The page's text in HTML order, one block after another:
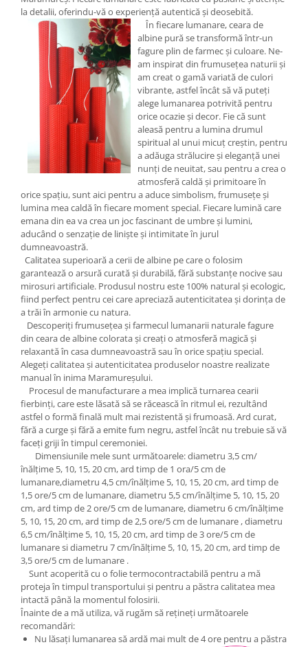
la detalii, oferindu-vă o experiență autentică și deosebită.
În fiecare lumanare, ceara de
albine pură se transformă într-un
fagure plin de farmec și culoare. Ne-
am inspirat din frumusețea naturii și
am creat o gamă variată de culori
vibrante, astfel încât să vă puteți
alege lumanarea potrivită pentru
orice ocazie și decor. Fie că sunt
aleasă pentru a lumina drumul
spiritual al unui micuț creștin, pentru
a adăuga strălucire și eleganță unei
nunți de neuitat, sau pentru a crea o
atmosferă caldă și primitoare în
orice spațiu, sunt aici pentru a aduce simbolism, frumusețe și
lumina mea caldă în fiecare moment special. Fiecare lumină care
emana din ea va crea un joc fascinant de umbre și lumini,
aducând o senzație de liniște și intimitate în jurul
dumneavoastră.
Calitatea superioară a cerii de albine pe care o folosim
garantează o arsură curată și durabilă, fără substanțe nocive sau
mirosuri artificiale. Produsul nostru este 100% natural și ecologic,
fiind perfect pentru cei care apreciază autenticitatea și dorința de
a trăi în armonie cu natura.
Descoperiți frumusețea și farmecul lumanarii naturale fagure
din ceara de albine colorata și creați o atmosferă magică și
relaxantă în casa dumneavoastră sau în orice spațiu special.
Alegeți calitatea și autenticitatea produselor noastre realizate
manual în inima Maramureșului.
Procesul de manufacturare a mea implică turnarea cearii
fierbinți, care este lăsată să se răcească în ritmul ei, rezultând
astfel o formă finală mult mai rezistentă și frumoasă. Ard curat,
fără a curge și fără a emite fum negru, astfel încât nu trebuie să vă
faceți griji în timpul ceremoniei.
Dimensiunile mele sunt următoarele: diametru 3,5 cm/
înălțime 5, 10, 15, 20 cm, ard timp de 1 ora/5 cm de
lumanare,diametru 4,5 cm/înălțime 5, 10, 15, 20 cm, ard timp de
1,5 ore/5 cm de lumanare, diametru 5,5 cm/înălțime 5, 10, 15, 20
cm, ard timp de 2 ore/5 cm de lumanare, diametru 6 cm/înălțime
5, 10, 15, 20 cm, ard timp de 2,5 ore/5 cm de lumanare , diametru
6,5 cm/înălțime 5, 10, 15, 20 cm, ard timp de 3 ore/5 cm de
lumanare si diametru 7 cm/înălțime 5, 10, 15, 20 cm, ard timp de
3,5 ore/5 cm de lumanare .
Sunt acoperită cu o folie termocontractabilă pentru a mă
proteja în timpul transportului și pentru a păstra calitatea mea
intactă până la momentul folosirii.
Înainte de a mă utiliza, vă rugăm să rețineți următoarele
recomandări:
Nu lăsați lumanarea să ardă mai mult de 4 ore pentru a păstra